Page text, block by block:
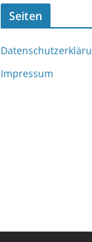
Seiten
Impressum